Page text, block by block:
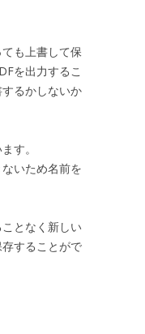
も上書して保
を出力するこ
るかしないか
す。
いため名前を
となく新しい
することがで